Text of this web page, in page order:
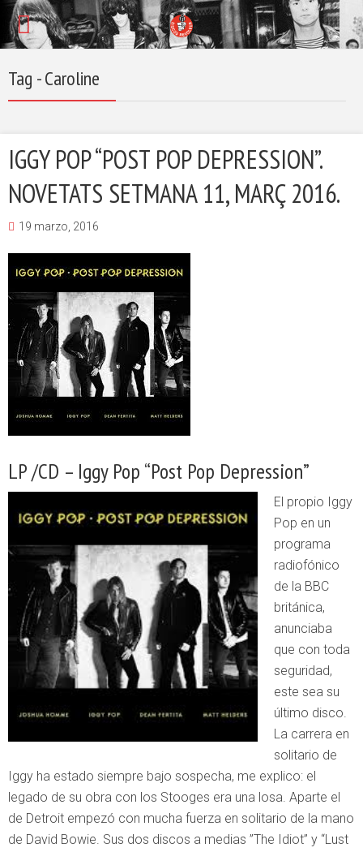
Tag - Caroline
IGGY POP “POST POP DEPRESSION”.
NOVETATS SETMANA 11, MARÇ 2016.
19 marzo, 2016
LP /CD – Iggy Pop “Post Pop Depression”
El propio Iggy
Pop en un
programa
radiofónico
de la BBC
británica,
anunciaba
que con toda
seguridad,
este sea su
último disco.
La carrera en
solitario de
Iggy ha estado siempre bajo sospecha, me explico: el
legado de su obra con los Stooges era una losa. Aparte el
de Detroit empezó con mucha fuerza en solitario de la mano
de David Bowie. Sus dos discos a medias ”The Idiot” y “Lust